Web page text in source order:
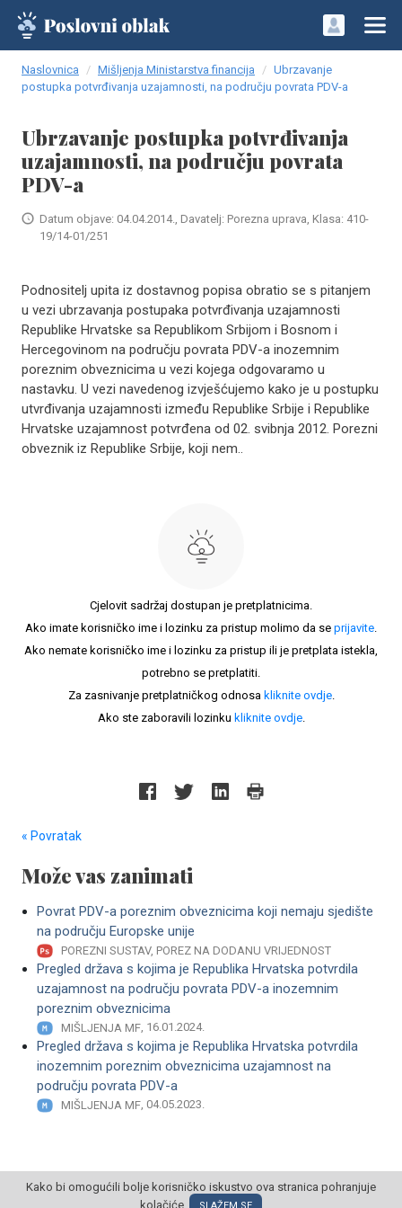
Naslovnica Mišljenja Ministarstva financija
Ubrzavanje
postupka potvrđivanja uzajamnosti, na području povrata PDV-a
Ubrzavanje postupka potvrđivanja
uzajamnosti, na području povrata
PDV-a
Datum objave: 04.04.2014., Davatelj: Porezna uprava, Klasa: 410-
19/14-01/251
Podnositelj upita iz dostavnog popisa obratio se s pitanjem
u vezi ubrzavanja postupaka potvrđivanja uzajamnosti
Republike Hrvatske sa Republikom Srbijom i Bosnom i
Hercegovinom na području povrata PDV-a inozemnim
poreznim obveznicima u vezi kojega odgovaramo u
nastavku. U vezi navedenog izvješćujemo kako je u postupku
utvrđivanja uzajamnosti između Republike Srbije i Republike
Hrvatske uzajamnost potvrđena od 02. svibnja 2012. Porezni
obveznik iz Republike Srbije, koji nem..
Cjelovit sadržaj dostupan je pretplatnicima.
Ako imate korisničko ime i lozinku za pristup molimo da se prijavite.
Ako nemate korisničko ime i lozinku za pristup ili je pretplata istekla,
potrebno se pretplatiti.
Za zasnivanje pretplatničkog odnosa kliknite ovdje.
Ako ste zaboravili lozinku kliknite ovdje.
« Povratak
Može vas zanimati
Povrat PDV-a poreznim obveznicima koji nemaju sjedište
na području Europske unije
POREZNI SUSTAV, POREZ NA DODANU VRIJEDNOST
Pregled država s kojima je Republika Hrvatska potvrdila
uzajamnost na području povrata PDV-a inozemnim
poreznim obveznicima
MIŠLJENJA MF, 16.01.2024.
Pregled država s kojima je Republika Hrvatska potvrdila
inozemnim poreznim obveznicima uzajamnost na
području povrata PDV-a
MIŠLJENJA MF, 04.05.2023.
Kako bi omogućili bolje korisničko iskustvo ova stranica pohranjuje
kolačiće.